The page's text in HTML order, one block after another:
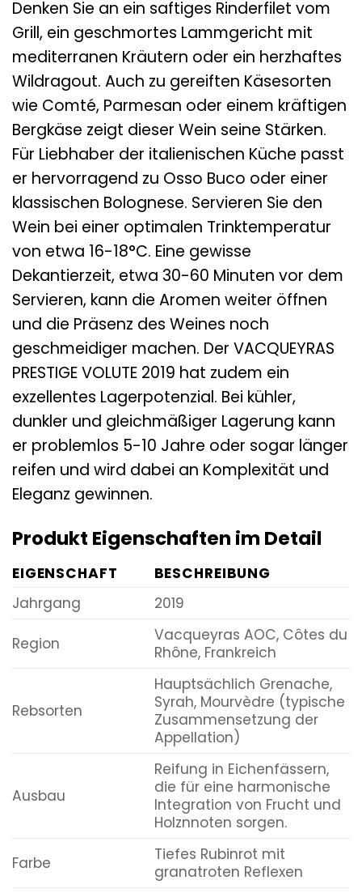
Denken Sie an ein saftiges Rinderfilet vom
Grill, ein geschmortes Lammgericht mit
mediterranen Kräutern oder ein herzhaftes
Wildragout. Auch zu gereiften Käsesorten
wie Comté, Parmesan oder einem kräftigen
Bergkäse zeigt dieser Wein seine Stärken.
Für Liebhaber der italienischen Küche passt
er hervorragend zu Osso Buco oder einer
klassischen Bolognese. Servieren Sie den
Wein bei einer optimalen Trinktemperatur
von etwa 16-18°C. Eine gewisse
Dekantierzeit, etwa 30-60 Minuten vor dem
Servieren, kann die Aromen weiter öffnen
und die Präsenz des Weines noch
geschmeidiger machen. Der VACQUEYRAS
PRESTIGE VOLUTE 2019 hat zudem ein
exzellentes Lagerpotenzial. Bei kühler,
dunkler und gleichmäßiger Lagerung kann
er problemlos 5-10 Jahre oder sogar länger
reifen und wird dabei an Komplexität und
Eleganz gewinnen.
Produkt Eigenschaften im Detail
EIGENSCHAFT
BESCHREIBUNG
Jahrgang
2019
Region
Vacqueyras AOC, Côtes du
Rhône, Frankreich
Rebsorten
Hauptsächlich Grenache,
Syrah, Mourvèdre (typische
Zusammensetzung der
Appellation)
Ausbau
Reifung in Eichenfässern,
die für eine harmonische
Integration von Frucht und
Holznnoten sorgen.
Farbe
Tiefes Rubinrot mit
granatroten Reflexen